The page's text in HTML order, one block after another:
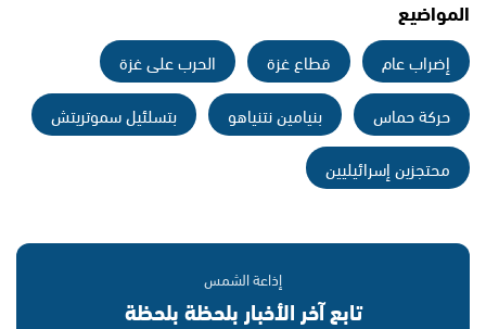
المواضيع
إضراب عام قطاع غزة
الحرب على غزة
حركة حماس
بنيامين نتنياهو
بتسلئيل سموتريتش
محتجزين إسرائيليين
إذاعة الشمس
تابع آخر الأخبار بلحظة بلحظة